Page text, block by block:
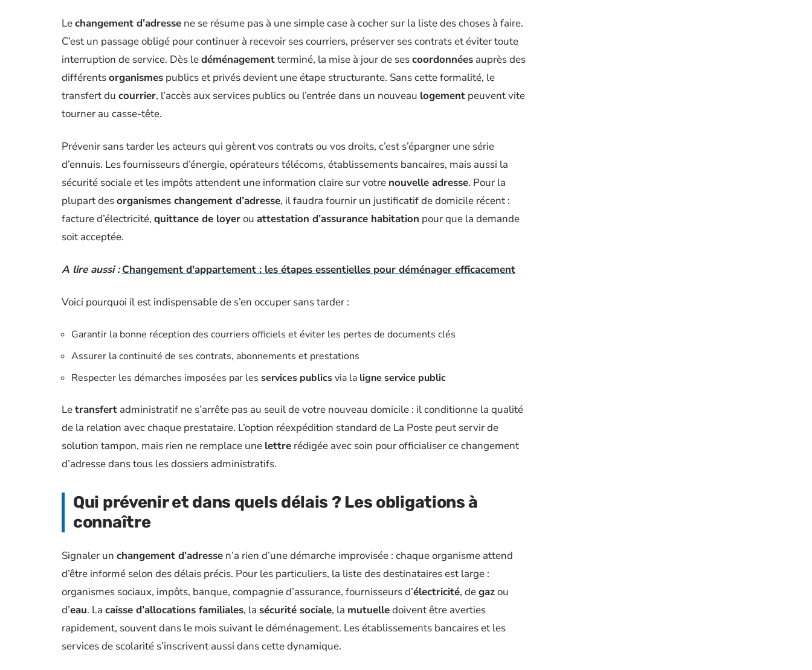
Lechangement d’adresse ne se résume pas à une simple case à cocher sur la liste des choses à faire.
C’est un passage obligé pour continuer à recevoir ses courriers, préserver ses contrats et éviter toute
interruption de service. Dès ledéménagementterminé, la mise à jour de sescoordonnées auprès des
différentsorganismes publics et privés devient une étape structurante. Sans cette formalité, le
transfert du courrier, l’accès aux services publics ou l’entrée dans un nouveau logement peuvent vite
tourner au casse-tête.
Prévenir sans tarder les acteurs qui gèrent vos contrats ou vos droits, c’est s’épargner une série
d’ennuis. Les fournisseurs d’énergie, opérateurs télécoms, établissements bancaires, mais aussi la
sécurité sociale et les impôts attendent une information claire sur votre nouvelle adresse. Pour la
plupart desorganismes changement d’adresse, il faudra fournir un justificatif de domicile récent :
facture d’électricité, quittance de loyerou attestation d’assurance habitation pour que la demande
soit acceptée.
A lire aussi : Changement d'appartement : les étapes essentielles pour déménager efficacement
Voici pourquoi il est indispensable de s’en occuper sans tarder :
Garantir la bonne réception des courriers officiels et éviter les pertes de documents clés
Assurer la continuité de ses contrats, abonnements et prestations
Respecter les démarches imposées par les services publicsvia la ligne service public
Letransfert administratif ne s’arrête pas au seuil de votre nouveau domicile : il conditionne la qualité
de la relation avec chaque prestataire. L’option réexpédition standard de La Poste peut servir de
solution tampon, mais rien ne remplace une lettre rédigée avec soin pour officialiser ce changement
d’adresse dans tous les dossiers administratifs.
Qui prévenir et dans quels délais ? Les obligations à
connaître
Signaler un changement d’adresse n’a rien d’une démarche improvisée : chaque organisme attend
d’être informé selon des délais précis. Pour les particuliers, la liste des destinataires est large :
organismes sociaux, impôts, banque, compagnie d’assurance, fournisseurs d’électricité, degazou
d’eau. La caisse d’allocations familiales, la sécurité sociale, la mutuelledoivent être averties
rapidement, souvent dans le mois suivant le déménagement. Les établissements bancaires et les
services de scolarité s’inscrivent aussi dans cette dynamique.